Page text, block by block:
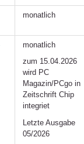
monatlich
monatlich
zum 15.04.2026
wird PC
Magazin/PCgo in
Zeitschrift Chip
integriet
Letzte Ausgabe
05/2026